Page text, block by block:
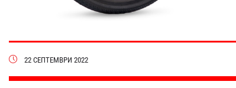
22 СЕПТЕМВРИ 2022